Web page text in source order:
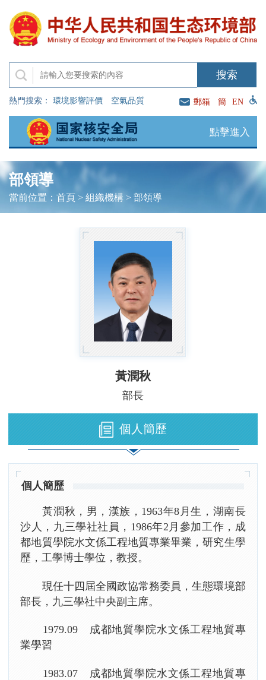
熱門搜索： 環境影響評價 空氣品質 郵箱 簡 EN
點擊進入
部領導
當前位置： 首頁> 組織機構> 部領導
黃潤秋
部長
個人簡歷
個人簡歷
黃潤秋，男，漢族，1963年8月生，湖南長
沙人，九三學社社員，1986年2月參加工作，成
都地質學院水文係工程地質專業畢業，研究生學
歷，工學博士學位，教授。
現任十四屆全國政協常務委員，生態環境部
部長，九三學社中央副主席。
1979.09 成都地質學院水文係工程地質專
業學習
1983.07 成都地質學院水文係工程地質專